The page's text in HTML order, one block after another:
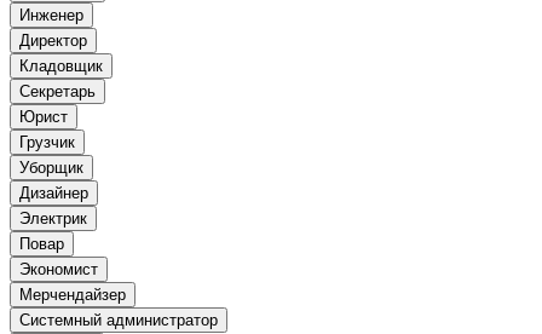
Инженер
Директор
Кладовщик
Секретарь
Юрист
Грузчик
Уборщик
Дизайнер
Электрик
Повар
Экономист
Мерчендайзер
Системный администратор